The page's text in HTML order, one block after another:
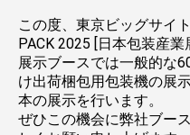
この度、東京ビッグサイ
PACK 2025 [日本包装産業
展示ブースでは一般的な
け出荷梱包用包装機の展
本の展示を行います。
ぜひこの機会に弊社ブー